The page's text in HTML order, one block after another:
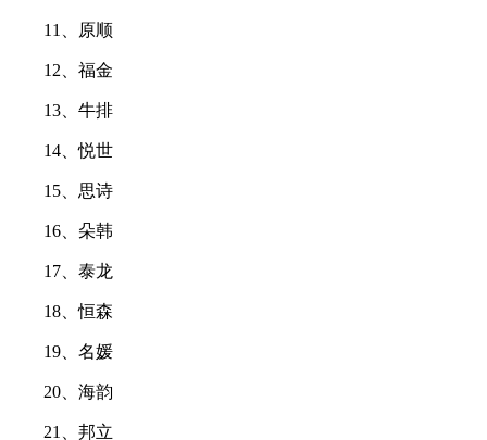
11、原顺
12、福金
13、牛排
14、悦世
15、思诗
16、朵韩
17、泰龙
18、恒森
19、名媛
20、海韵
21、邦立